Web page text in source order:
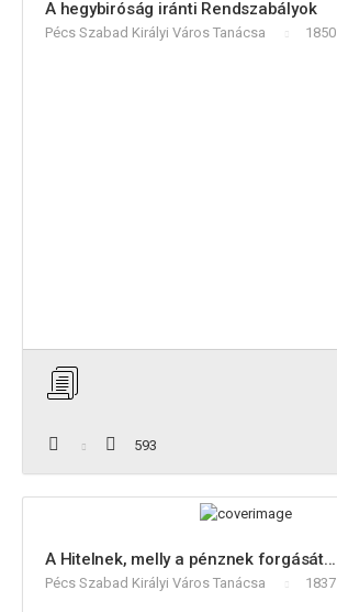
A hegybiróság iránti Rendszabályok
Pécs Szabad Királyi Város Tanácsa 1850
593
A Hitelnek, melly a pénznek forgását...
Pécs Szabad Királyi Város Tanácsa 1837